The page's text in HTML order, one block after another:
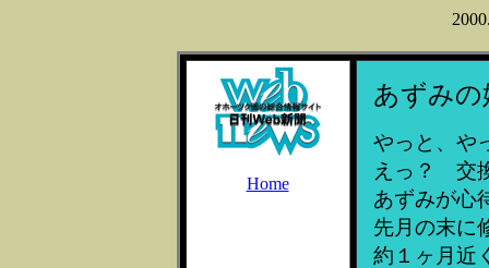
Home
あずみの
やっと、や
えっ？ 交
あずみが心
先月の末に
約１ヶ月近